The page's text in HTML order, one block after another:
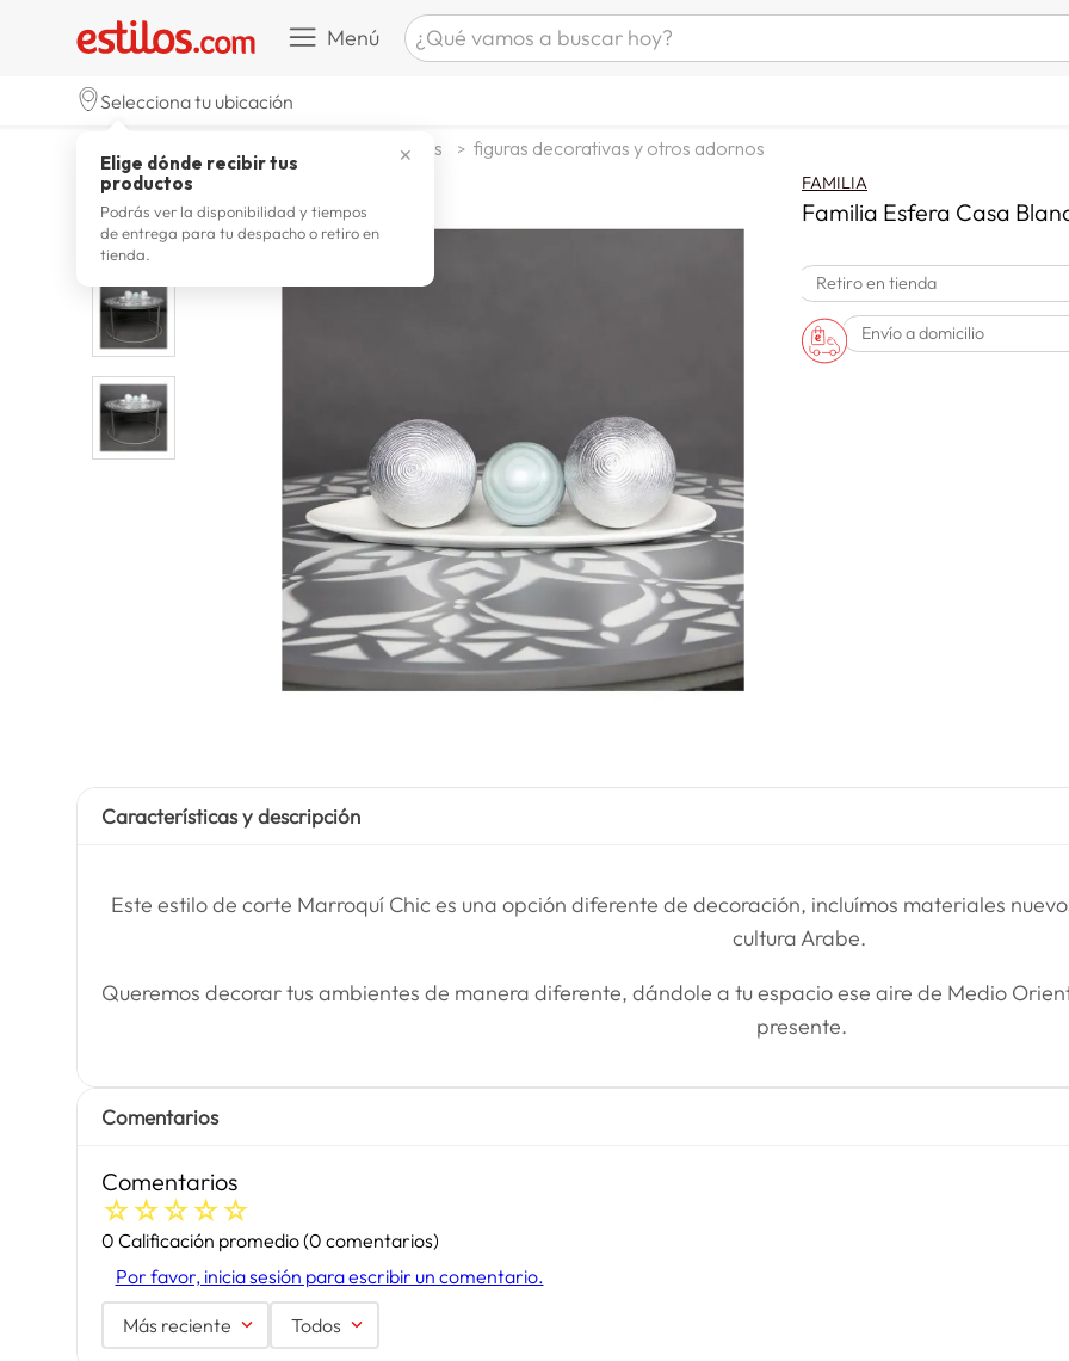
Menú ¿Qué vamos a buscar hoy?
celulares
8.
9. spiderman
lavadora
Selecciona tu ubicación
✕
Elige dónde recibir tus
productos
Podrás ver la disponibilidad y tiempos
de entrega para tu despacho o retiro en
tienda.
adornos figuras decorativas y otros adornos
FAMILIA
Familia Esfera Casa
Retiro en tienda
Envío a domicilio
Características y descripción
Este estilo de corte Marroquí Chic es una opción diferente de decoración, incluímos materiales
cultura Arabe.
Queremos decorar tus ambientes de manera diferente, dándole a tu espacio ese aire de Medio
presente.
Comentarios
Comentarios
☆☆☆☆☆
0 Calificación promedio(0 comentarios)
Por favor, inicia sesión para escribir un comentario.
Más reciente Todos